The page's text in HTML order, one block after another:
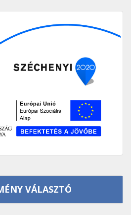
VÁLASZTÓ